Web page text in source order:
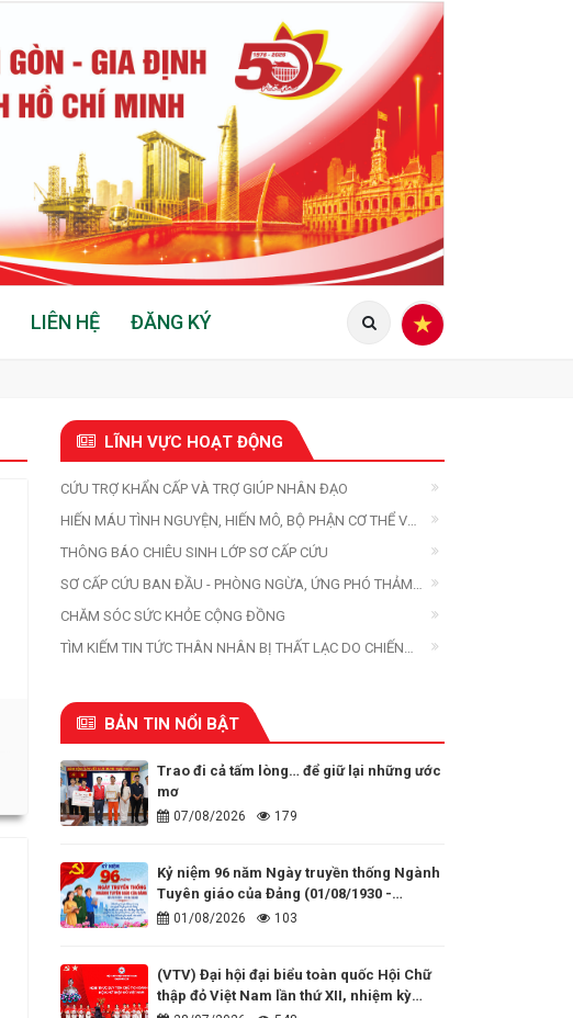
LIÊN HỆ ĐĂNG KÝ
LĨNH VỰC HOẠT ĐỘNG
CỨU TRỢ KHẨN CẤP VÀ TRỢ GIÚP NHÂN ĐẠO
HIẾN MÁU TÌNH NGUYỆN, HIẾN MÔ, BỘ PHẬN CƠ THỂ VÀ
HIẾN XÁC
THÔNG BÁO CHIÊU SINH LỚP SƠ CẤP CỨU
SƠ CẤP CỨU BAN ĐẦU - PHÒNG NGỪA, ỨNG PHÓ THẢM
HỌA
CHĂM SÓC SỨC KHỎE CỘNG ĐỒNG
TÌM KIẾM TIN TỨC THÂN NHÂN BỊ THẤT LẠC DO CHIẾN
BẢN TIN NỔI BẬT
Trao đi cả tấm lòng… để giữ lại những ước
mơ
07/08/2026 179
Kỷ niệm 96 năm Ngày truyền thống Ngành
Tuyên giáo của Đảng (01/08/1930 -
01/08/2026)
01/08/2026 103
(VTV) Đại hội đại biểu toàn quốc Hội Chữ
thập đỏ Việt Nam lần thứ XII, nhiệm kỳ